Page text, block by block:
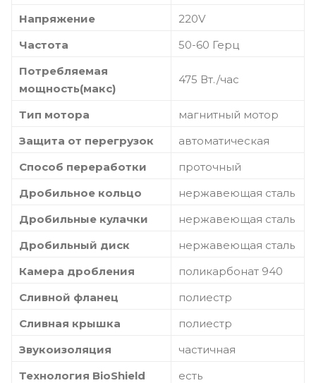
Напряжение
220V
Частота
50-60 Герц
Потребляемая
мощность(макс)
475 Вт./час
Тип мотора
магнитный мотор
Защита от перегрузок
автоматическая
Способ переработки
проточный
Дробильное кольцо
нержавеющая сталь
Дробильные кулачки
нержавеющая сталь
Дробильный диск
нержавеющая сталь
Камера дробления
поликарбонат 940
Сливной фланец
полиестр
Сливная крышка
полиестр
Звукоизоляция
частичная
Технология BioShield
есть